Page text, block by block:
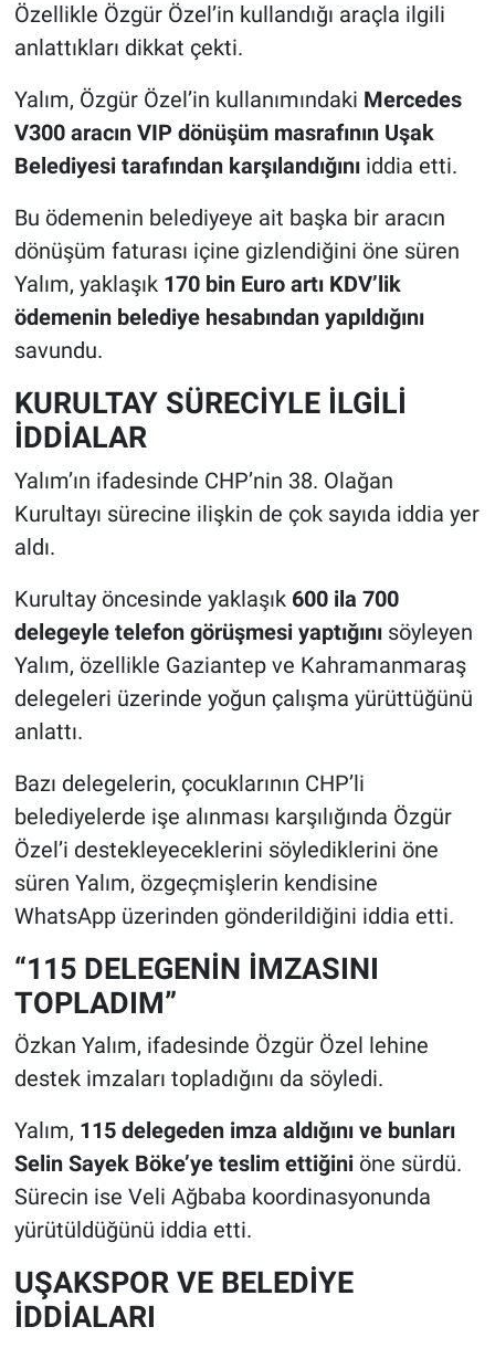
Özellikle Özgür Özel’in kullandığı araçla ilgili
anlattıkları dikkat çekti.
Yalım, Özgür Özel’in kullanımındaki Mercedes
V300 aracın VIP dönüşüm masrafının Uşak
Belediyesi tarafından karşılandığınıiddia etti.
Bu ödemenin belediyeye ait başka bir aracın
dönüşüm faturası içine gizlendiğini öne süren
Yalım, yaklaşık 170 bin Euro artı KDV’lik
ödemenin belediye hesabından yapıldığını
savundu.
KURULTAY SÜRECİYLE İLGİLİ
İDDİALAR
Yalım’ın ifadesinde CHP’nin 38. Olağan
Kurultayı sürecine ilişkin de çok sayıda iddia yer
aldı.
Kurultay öncesinde yaklaşık 600 ila 700
delegeyle telefon görüşmesi yaptığınısöyleyen
Yalım, özellikle Gaziantep ve Kahramanmaraş
delegeleri üzerinde yoğun çalışma yürüttüğünü
anlattı.
Bazı delegelerin, çocuklarının CHP’li
belediyelerde işe alınması karşılığında Özgür
Özel’i destekleyeceklerini söylediklerini öne
süren Yalım, özgeçmişlerin kendisine
WhatsApp üzerinden gönderildiğini iddia etti.
“115 DELEGENİN İMZASINI
TOPLADIM”
Özkan Yalım, ifadesinde Özgür Özel lehine
destek imzaları topladığını da söyledi.
Yalım, 115 delegeden imza aldığını ve bunları
Selin Sayek Böke’ye teslim ettiğiniöne sürdü.
Sürecin ise Veli Ağbaba koordinasyonunda
yürütüldüğünü iddia etti.
UŞAKSPOR VE BELEDİYE
İDDİALARI